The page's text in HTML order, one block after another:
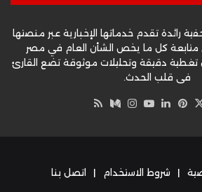
رائدة تقدم خدماتها الإخبارية عبر منصتها
على متابعة كل ما يخص الشأن العام في مصر
تغطية دقيقة وتحليلات موثوقة تضع القارئ
في قلب الحدث.
‫X بينتيريست
لينكدإن‫YouTube
انستقرام
وسط
| شروط الاستخدام | اتصل بنا